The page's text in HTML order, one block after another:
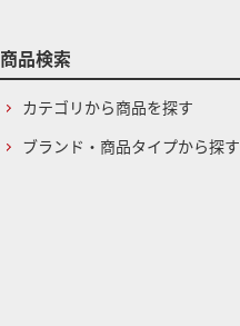
商品検索
カテゴリから商品を探す
ブランド・商品タイプから探す